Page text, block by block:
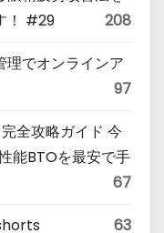
！ #29
208
理でオンラインア
97
全攻略ガイド 今
能BTOを最安で手
67
63